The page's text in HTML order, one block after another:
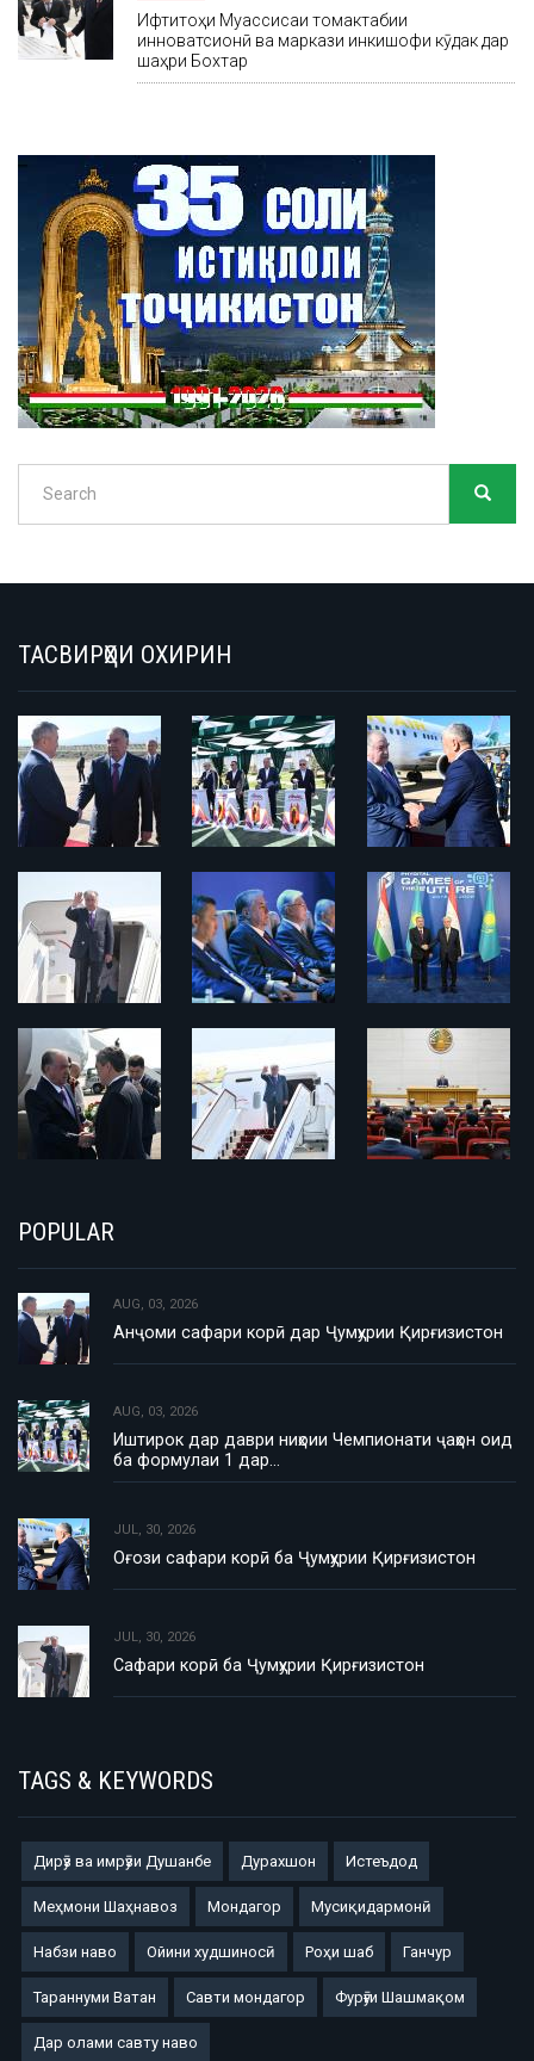
Ифтитоҳи Муассисаи томактабии
инноватсионӣ ва маркази инкишофи кӯдак дар
шаҳри Бохтар
Search
ТАСВИРҲОИ ОХИРИН
POPULAR
AUG, 03, 2026
Анҷоми сафари корӣ дар Ҷумҳурии Қирғизистон
AUG, 03, 2026
Иштирок дар даври ниҳоии Чемпионати ҷаҳон оид
ба формулаи 1 дар…
JUL, 30, 2026
Оғози сафари корӣ ба Ҷумҳурии Қирғизистон
JUL, 30, 2026
Сафари корӣ ба Ҷумҳурии Қирғизистон
TAGS & KEYWORDS
Дирӯз ва имрӯзи Душанбе Дурахшон Истеъдод
Меҳмони Шаҳнавоз Мондагор Мусиқидармонӣ
Набзи наво Ойини худшиносӣ Роҳи шаб Ганчур
Тараннуми Ватан Савти мондагор Фурӯғи Шашмақом
Дар олами савту наво